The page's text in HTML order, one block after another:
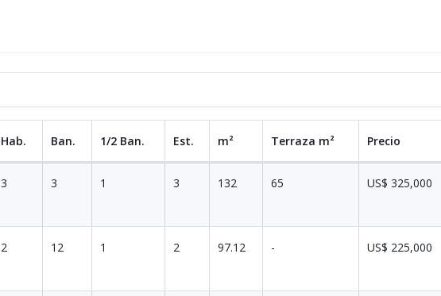
Hab. Ban. 1/2 Ban. Est. m² Terraza m² Precio
3 3 1 3 132 65 US$ 325,000
2 12 1 2 97.12 - US$ 225,000